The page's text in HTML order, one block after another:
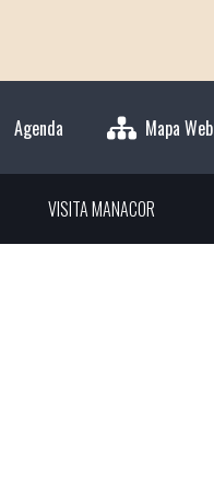
Agenda Mapa Web
VISITA MANACOR